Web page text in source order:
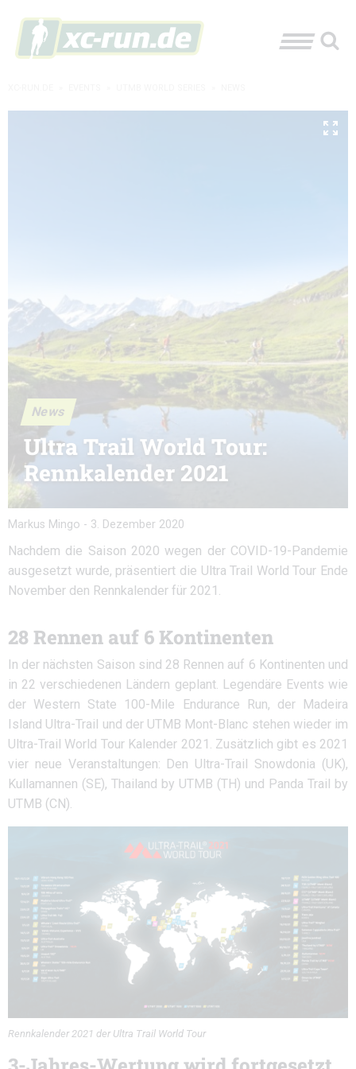
News
Ultra Trail World Tour:
Rennkalender 2021
Markus Mingo - 3. Dezember 2020
Nachdem die Saison 2020 wegen der COVID-19-Pandemie
ausgesetzt wurde, präsentiert die Ultra Trail World Tour Ende
November den Rennkalender für 2021.
28 Rennen auf 6 Kontinenten
In der nächsten Saison sind 28 Rennen auf 6 Kontinenten und
in 22 verschiedenen Ländern geplant. Legendäre Events wie
der Western State 100-Mile Endurance Run, der Madeira
Island Ultra-Trail und der UTMB Mont-Blanc stehen wieder im
Ultra-Trail World Tour Kalender 2021. Zusätzlich gibt es 2021
vier neue Veranstaltungen: Den Ultra-Trail Snowdonia (UK),
Kullamannen (SE), Thailand by UTMB (TH) und Panda Trail by
UTMB (CN).
Rennkalender 2021 der Ultra Trail World Tour